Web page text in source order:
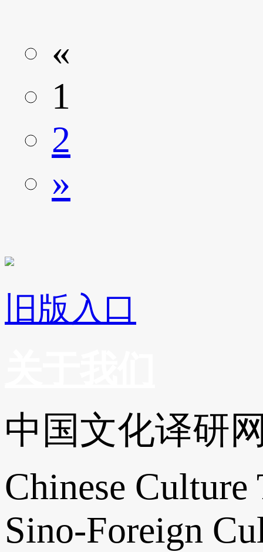
«
1
2
»
旧版入口
中国文化译研
Chinese
Sino-Foreign